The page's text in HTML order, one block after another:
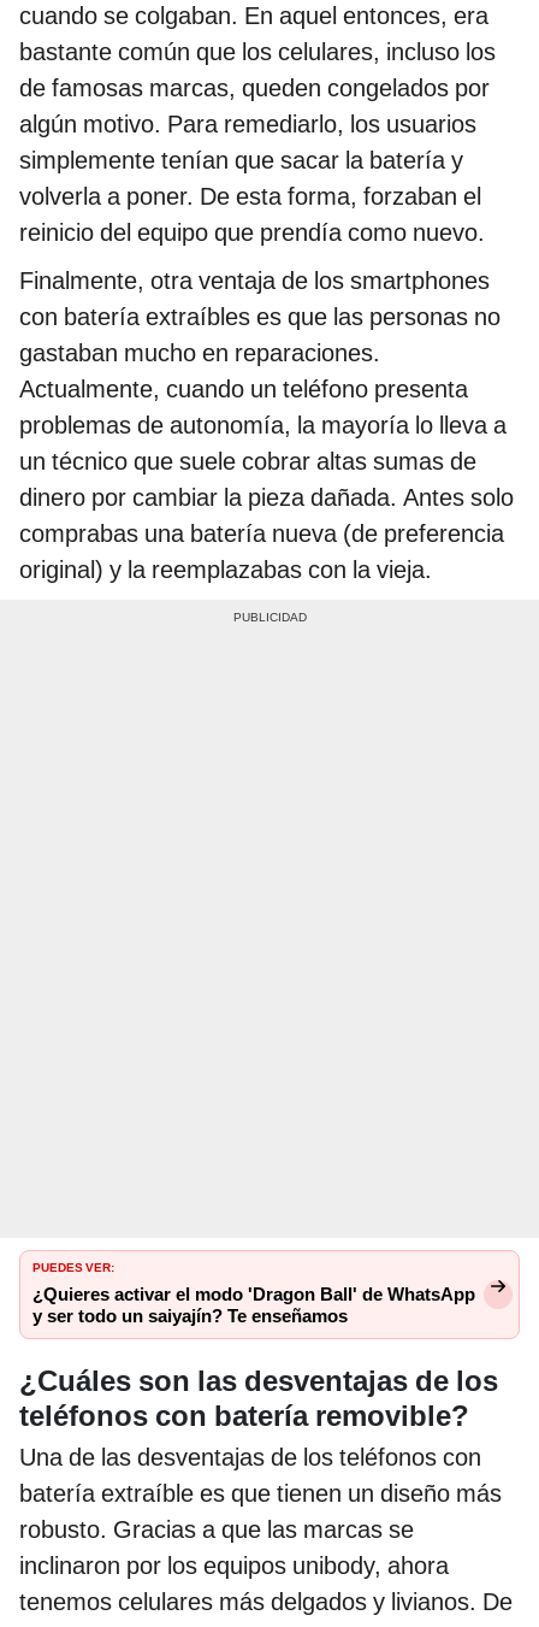
cuando se colgaban. En aquel entonces, era
bastante común que los celulares, incluso los
de famosas marcas, queden congelados por
algún motivo. Para remediarlo, los usuarios
simplemente tenían que sacar la batería y
volverla a poner. De esta forma, forzaban el
reinicio del equipo que prendía como nuevo.
Finalmente, otra ventaja de los smartphones
con batería extraíbles es que las personas no
gastaban mucho en reparaciones.
Actualmente, cuando un teléfono presenta
problemas de autonomía, la mayoría lo lleva a
un técnico que suele cobrar altas sumas de
dinero por cambiar la pieza dañada. Antes solo
comprabas una batería nueva (de preferencia
original) y la reemplazabas con la vieja.
PUEDES VER:
¿Quieres activar el modo 'Dragon Ball' de WhatsApp
y ser todo un saiyajín? Te enseñamos
¿Cuáles son las desventajas de los
teléfonos con batería removible?
Una de las desventajas de los teléfonos con
batería extraíble es que tienen un diseño más
robusto. Gracias a que las marcas se
inclinaron por los equipos unibody, ahora
tenemos celulares más delgados y livianos. De